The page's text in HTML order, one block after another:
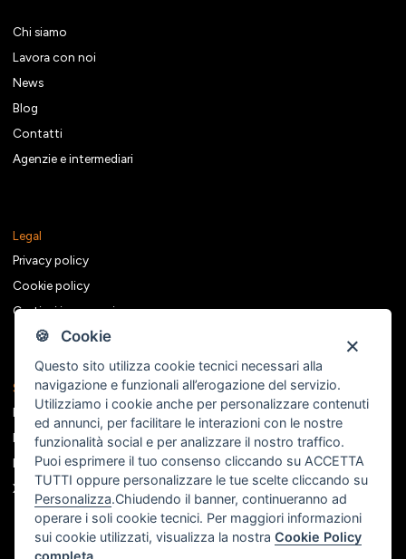
🍪 Cookie
Questo sito utilizza cookie tecnici necessari alla
navigazione e funzionali all’erogazione del servizio.
Utilizziamo i cookie anche per personalizzare contenuti
ed annunci, per facilitare le interazioni con le nostre
funzionalità social e per analizzare il nostro traffico.
Puoi esprimere il tuo consenso cliccando su ACCETTA
TUTTI oppure personalizzare le tue scelte cliccando su
Personalizza.Chiudendo il banner, continueranno ad
operare i soli cookie tecnici. Per maggiori informazioni
sui cookie utilizzati, visualizza la nostraCookie Policy
completa
Chi siamo
Lavora con noi
News
Blog
Contatti
Agenzie e intermediari
Legal
Privacy policy
Cookie policy
Gestisci i consensi
Seguici sui social
Facebook
Instagram
Linkedin
X